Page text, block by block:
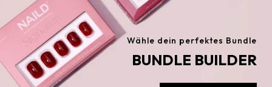
Wähle dein perfektes Bundle
BUNDLE BUILDER